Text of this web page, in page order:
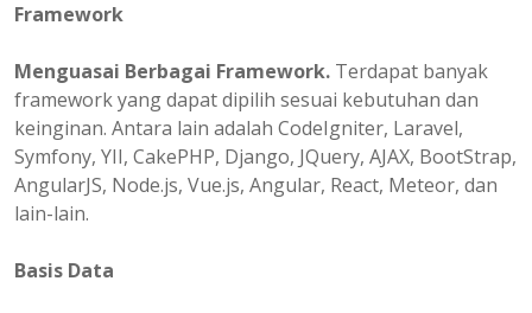
Framework
Menguasai Berbagai Framework. Terdapat banyak
framework yang dapat dipilih sesuai kebutuhan dan
keinginan. Antara lain adalah CodeIgniter, Laravel,
Symfony, YII, CakePHP, Django, JQuery, AJAX, BootStrap,
AngularJS, Node.js, Vue.js, Angular, React, Meteor, dan
lain-lain.
Basis Data